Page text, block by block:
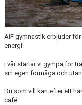
FRÅGOR & SVAR
AIF gymnastik erbjuder
energi!
I vår startar vi gympa för
sin egen förmåga och
Du som vill kan efter ett
café.